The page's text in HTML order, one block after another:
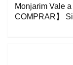
Monjarim Vale
COMPRAR】